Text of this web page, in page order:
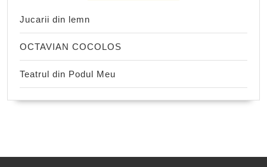
Jucarii din lemn
OCTAVIAN COCOLOS
Teatrul din Podul Meu